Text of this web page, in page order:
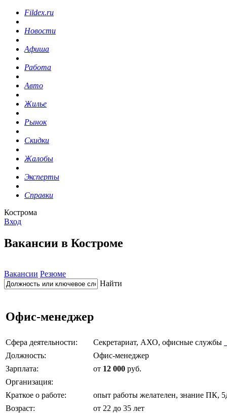
Fildex.ru
Новости
Афиша
Работа
Авто
Жилье
Рынок
Скидки
Жалобы
Эксперты
Справки
Кострома
Вход
Вакансии в Костроме
Вакансии Резюме
Найти
Офис-менеджер
Сфера деятельности:
Секретариат, АХО, офисные службы
Должность:
Офис-менеджер
Зарплата:
от 12 000 руб.
Организация:
Краткое о работе:
опыт работы желателен, знание ПК,
Возраст:
от 22 до 35 лет